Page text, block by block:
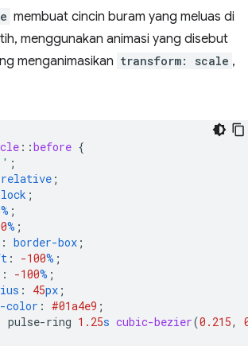
membuat cincin buram yang meluas di
menggunakan animasi yang disebut
menganimasikan transform: scale ,
::before {
;
relative ;
;
% ;
% ;
: border-box ;
: -100% ;
: -100% ;
: 45px ;
color : #01a4e9 ;
pulse-ring 1.25s cubic-bezier(0.215,